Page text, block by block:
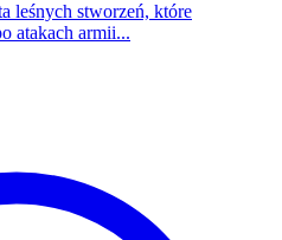
leśnych stworzeń, które
atakach armii...